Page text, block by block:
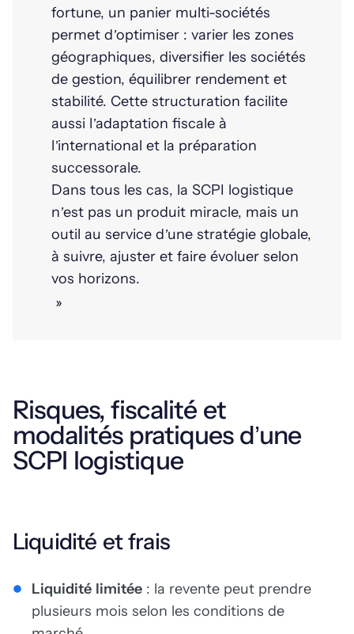
fortune, un panier multi-sociétés
permet d’optimiser : varier les zones
géographiques, diversifier les sociétés
de gestion, équilibrer rendement et
stabilité. Cette structuration facilite
aussi l’adaptation fiscale à
l’international et la préparation
successorale.
Dans tous les cas, la SCPI logistique
n’est pas un produit miracle, mais un
outil au service d’une stratégie globale,
à suivre, ajuster et faire évoluer selon
vos horizons.
»
Risques, fiscalité et
modalités pratiques d’une
SCPI logistique
Liquidité et frais
Liquidité limitée : la revente peut prendre
plusieurs mois selon les conditions de